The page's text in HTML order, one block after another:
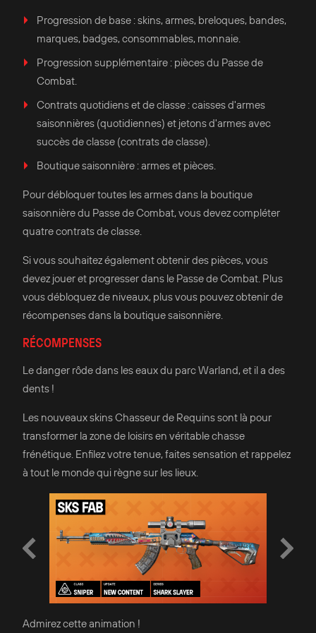
Progression de base : skins, armes, breloques, bandes,
marques, badges, consommables, monnaie.
Progression supplémentaire : pièces du Passe de
Combat.
Contrats quotidiens et de classe : caisses d'armes
saisonnières (quotidiennes) et jetons d'armes avec
succès de classe (contrats de classe).
Boutique saisonnière : armes et pièces.
Pour débloquer toutes les armes dans la boutique
saisonnière du Passe de Combat, vous devez compléter
quatre contrats de classe.
Si vous souhaitez également obtenir des pièces, vous
devez jouer et progresser dans le Passe de Combat. Plus
vous débloquez de niveaux, plus vous pouvez obtenir de
récompenses dans la boutique saisonnière.
RÉCOMPENSES
Le danger rôde dans les eaux du parc Warland, et il a des
dents !
Les nouveaux skins Chasseur de Requins sont là pour
transformer la zone de loisirs en véritable chasse
frénétique. Enfilez votre tenue, faites sensation et rappelez
à tout le monde qui règne sur les lieux.
Admirez cette animation !